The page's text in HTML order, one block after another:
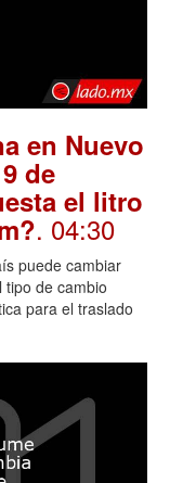
en Nuevo
de
el litro
. 04:30
puede cambiar
tipo de cambio
para el traslado